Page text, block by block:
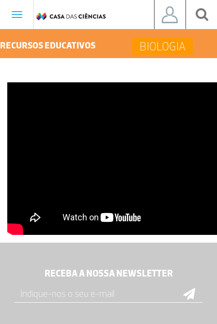
Toggle
RECURSOS EDUCATIVOS BIOLOGIA
RECEBA A NOSSA NEWSLETTER